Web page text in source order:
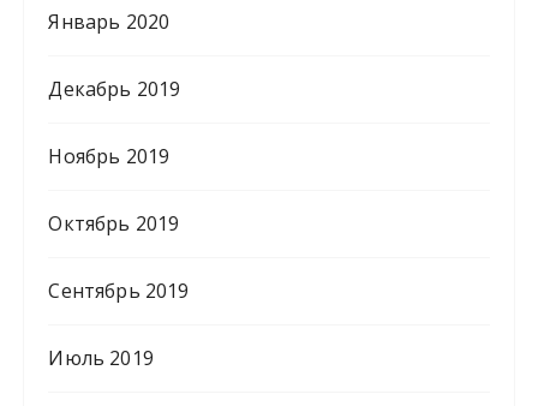
Январь 2020
Декабрь 2019
Ноябрь 2019
Октябрь 2019
Сентябрь 2019
Июль 2019